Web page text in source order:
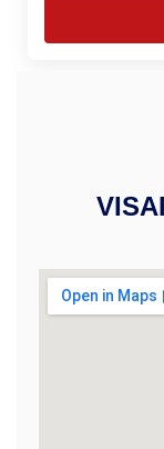
ist dann
funktionieren, dann
eines
is het belangrijk dat